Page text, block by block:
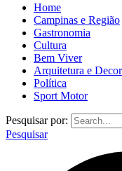
Home
Campinas e Região
Gastronomia
Cultura
Bem Viver
Arquitetura e
Política
Sport Motor
Pesquisar por:
Pesquisar